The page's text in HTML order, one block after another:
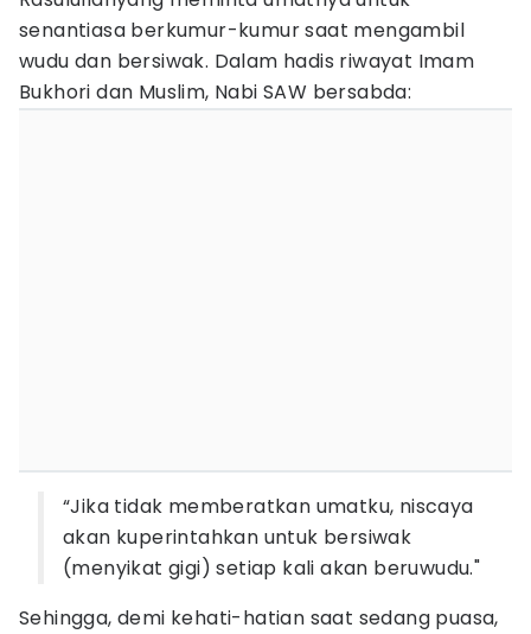
senantiasa berkumur-kumur saat mengambil
wudu dan bersiwak. Dalam hadis riwayat Imam
Bukhori dan Muslim, Nabi SAW bersabda:
“Jika tidak memberatkan umatku, niscaya
akan kuperintahkan untuk bersiwak
(menyikat gigi) setiap kali akan beruwudu."
Sehingga, demi kehati-hatian saat sedang puasa,